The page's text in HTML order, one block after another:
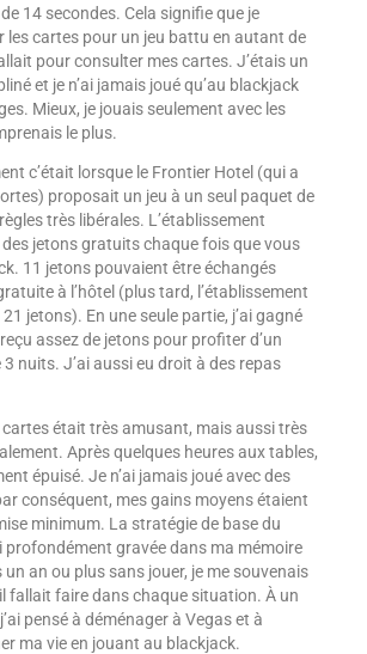
14 secondes. Cela signifie que je
les cartes pour un jeu battu en autant de
pour consulter mes cartes. J’étais un
et je n’ai jamais joué qu’au blackjack
Mieux, je jouais seulement avec les
le plus.
c’était lorsque le Frontier Hotel (qui a
proposait un jeu à un seul paquet de
très libérales. L’établissement
jetons gratuits chaque fois que vous
11 jetons pouvaient être échangés
à l’hôtel (plus tard, l’établissement
jetons). En une seule partie, j’ai gagné
assez de jetons pour profiter d’un
nuits. J’ai aussi eu droit à des repas
était très amusant, mais aussi très
Après quelques heures aux tables,
épuisé. Je n’ai jamais joué avec des
conséquent, mes gains moyens étaient
minimum. La stratégie de base du
profondément gravée dans ma mémoire
un an ou plus sans jouer, je me souvenais
fallait faire dans chaque situation. À un
pensé à déménager à Vegas et à
ma vie en jouant au blackjack.